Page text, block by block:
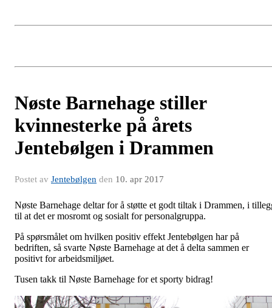
Nøste Barnehage stiller
kvinnesterke på årets
Jentebølgen i Drammen
Postet av Jentebølgen den 10. apr 2017
Nøste Barnehage deltar for å støtte et godt tiltak i Drammen, i
til at det er mosromt og sosialt for personalgruppa.
På spørsmålet om hvilken positiv effekt Jentebølgen har på
bedriften, så svarte Nøste Barnehage at det å delta sammen er
positivt for arbeidsmiljøet.
Tusen takk til Nøste Barnehage for et sporty bidrag!